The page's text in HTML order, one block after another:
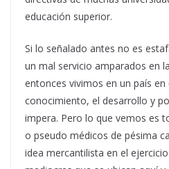
educación superior.
Si lo señalado antes no es
un mal servicio amparados en
entonces vivimos en un país en
conocimiento, el desarrollo y
impera. Pero lo que vemos es
o pseudo médicos de pésima
idea mercantilista en el